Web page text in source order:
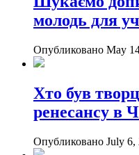
молодь для
Опубликовано May
Хто був
ренесансу в
Опубликовано July 6,